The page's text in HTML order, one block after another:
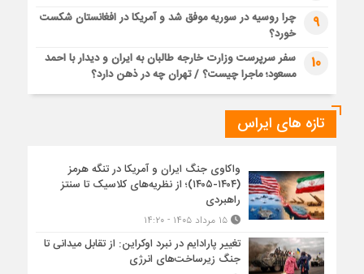
9
چرا روسیه در سوریه موفق شد و آمریکا در افغانستان شکست
خورد؟
10
سفر سرپرست وزارت خارجه طالبان به ایران و دیدار با احمد
مسعود؛ ماجرا چیست؟ / تهران چه در ذهن دارد؟
تازه های ایراس
واکاوی جنگ ایران و آمریکا در تنگه هرمز
(۱۴۰۴-۱۴۰۵)؛ از نظریه‌های کلاسیک تا سنتز
راهبردی
۱۵ مرداد ۱۴۰۵ - ۱۴:۲۰
تغییر پارادایم در نبرد اوکراین: از تقابل میدانی تا
جنگ زیرساخت‌های انرژی